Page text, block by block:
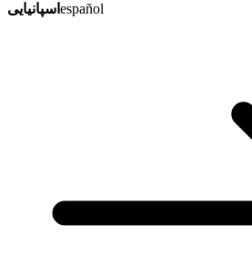
اسپانیایی español